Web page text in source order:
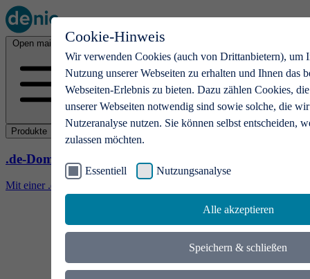
Cookie-Hinweis
Wir verwenden Cookies (auch von Drittanbietern), um
Nutzung unserer Webseiten zu erhalten und Ihnen das
Webseiten-Erlebnis zu bieten. Dazu zählen Cookies,
unserer Webseiten notwendig sind sowie solche, die
Nutzeranalyse nutzen. Sie können selbst entscheiden,
zulassen möchten.
Essentiell Nutzungsanalyse
Alle akzeptieren
Speichern & schließen
Open main menu
Produkte
.de-Domains
Mit einer .de-Domain erhalten Ideen eine Bühne